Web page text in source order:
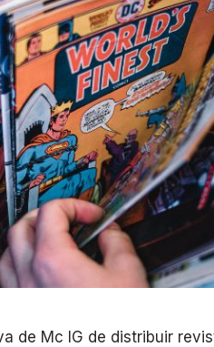
de Mc IG de distribuir